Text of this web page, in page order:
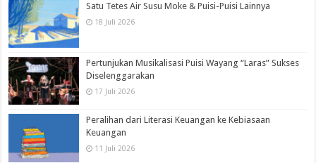
Satu Tetes Air Susu Moke & Puisi-Puisi Lainnya
18 Juli 2026
Pertunjukan Musikalisasi Puisi Wayang “Laras” Sukses
Diselenggarakan
17 Juli 2026
Peralihan dari Literasi Keuangan ke Kebiasaan
Keuangan
11 Juli 2026